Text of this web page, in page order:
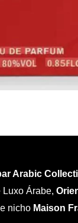
Arabic
Luxo Árabe,
nicho Maison